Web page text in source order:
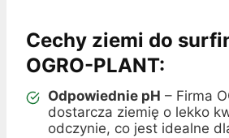
Cechy ziemi do
OGRO-PLANT:
Odpowiednie pH – Firma
dostarcza ziemię o lekko
odczynie, co jest idealne